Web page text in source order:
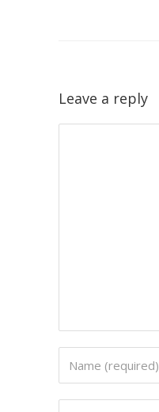
Leave a reply